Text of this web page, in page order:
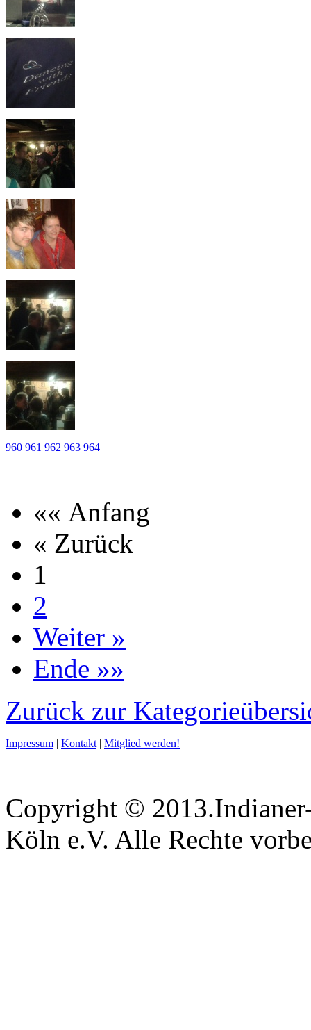
960 961 962 963 964
«« Anfang
« Zurück
1
2
Weiter »
Ende »»
Zurück zur
Impressum | Kontakt | Mitglied werden!
Copyright ©
Köln e.V. Alle Rechte